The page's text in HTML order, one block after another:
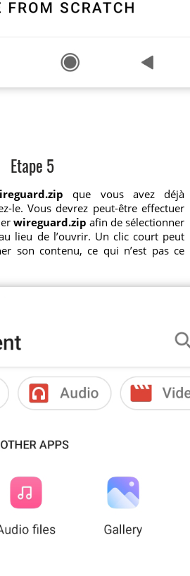
Etape 5
que vous avez déjà
le. Vous devrez peut-être effectuer
wireguard.zip afin de sélectionner
lieu de l’ouvrir. Un clic court peut
son contenu, ce qui n’est pas ce